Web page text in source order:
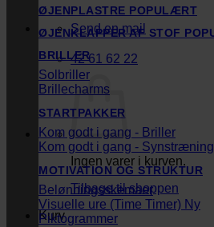
Send en mail
42 61 62 22
Ingen varer i kurven.
Tilbage til shoppen
Kurv
ØJENPLASTRE
ØJENKLAPPER AF STOF
BRILLER
Solbriller
Brillecharms
STARTPAKKER
Kom godt i gang - Briller
Kom godt i gang - Synstræning
MOTIVATION OG STRUKTUR
Belønningsskemaer
Visuelle ure (Time Timer)
Piktogrammer